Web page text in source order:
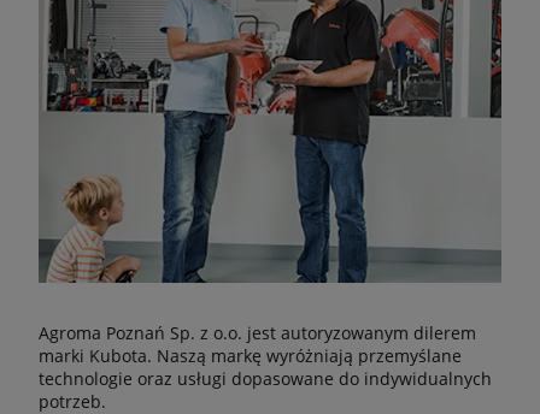
Agroma Poznań Sp. z o.o. jest autoryzowanym dilerem
marki Kubota. Naszą markę wyróżniają przemyślane
technologie oraz usługi dopasowane do indywidualnych
potrzeb.